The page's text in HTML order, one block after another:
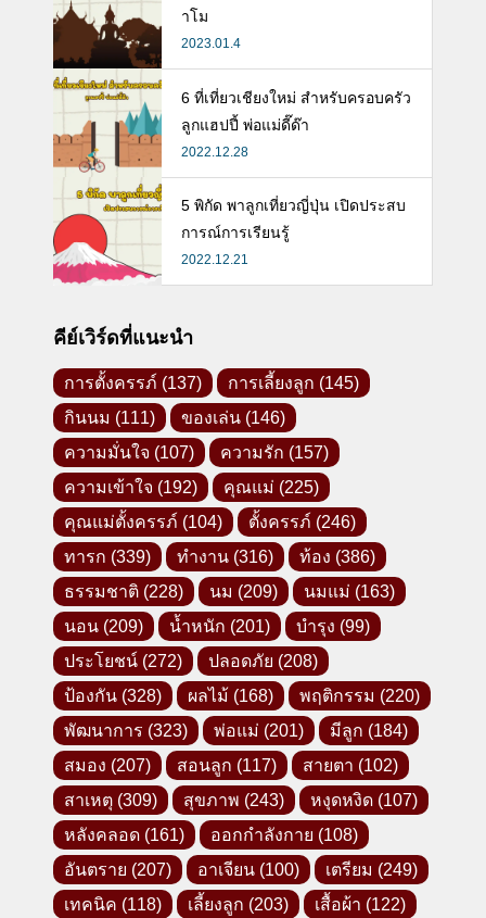
าโม
2023.01.4
6 ที่เที่ยวเชียงใหม่ สำหรับครอบครัว
ลูกแฮปปี้ พ่อแม่ดี๊ด๊า
2022.12.28
5 พิกัด พาลูกเที่ยวญี่ปุ่น เปิดประสบ
การณ์การเรียนรู้
2022.12.21
คีย์เวิร์ดที่แนะนำ
การตั้งครรภ์ (137) การเลี้ยงลูก (145)
กินนม (111) ของเล่น (146)
ความมั่นใจ (107) ความรัก (157)
ความเข้าใจ (192) คุณแม่ (225)
คุณแม่ตั้งครรภ์ (104) ตั้งครรภ์ (246)
ทารก (339) ทำงาน (316) ท้อง (386)
ธรรมชาติ (228) นม (209) นมแม่ (163)
นอน (209) น้ำหนัก (201) บำรุง (99)
ประโยชน์ (272) ปลอดภัย (208)
ป้องกัน (328) ผลไม้ (168) พฤติกรรม (220)
พัฒนาการ (323) พ่อแม่ (201) มีลูก (184)
สมอง (207) สอนลูก (117) สายตา (102)
สาเหตุ (309) สุขภาพ (243) หงุดหงิด (107)
หลังคลอด (161) ออกกำลังกาย (108)
อันตราย (207) อาเจียน (100) เตรียม (249)
เทคนิค (118) เลี้ยงลูก (203) เสื้อผ้า (122)